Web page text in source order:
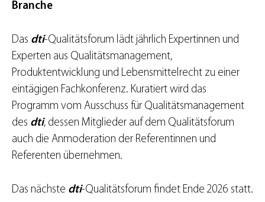
Branche
Das dti-Qualitätsforum lädt jährlich Expertinnen und
Experten aus Qualitätsmanagement,
Produktentwicklung und Lebensmittelrecht zu einer
eintägigen Fachkonferenz. Kuratiert wird das
Programm vom Ausschuss für Qualitätsmanagement
des dti, dessen Mitglieder auf dem Qualitätsforum
auch die Anmoderation der Referentinnen und
Referenten übernehmen.
Das nächste dti-Qualitätsforum findet Ende 2026 statt.